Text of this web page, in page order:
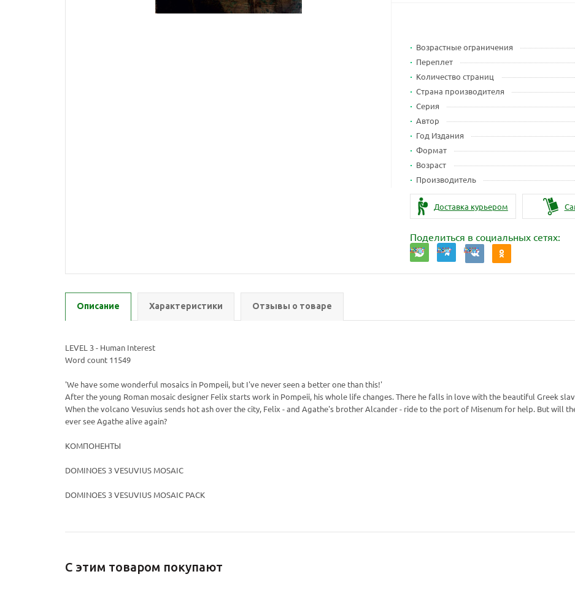
Возрастные ограничения
Переплет
Количество страниц
Страна производителя
Серия
Автор
Год Издания
Формат
Возраст
Производитель
Доставка курьером
Поделиться в социальных сетях:
Описание Характеристики Отзывы о товаре
LEVEL 3 - Human Interest
Word count 11549
'We have some wonderful mosaics in Pompeii, but I've never seen a better one than this!'
After the young Roman mosaic designer Felix starts work in Pompeii, his whole life changes. There he falls in love with the beautiful Greek
When the volcano Vesuvius sends hot ash over the city, Felix - and Agathe's brother Alcander - ride to the port of Misenum for help. But will
ever see Agathe alive again?
КОМПОНЕНТЫ
DOMINOES 3 VESUVIUS MOSAIC
DOMINOES 3 VESUVIUS MOSAIC PACK
С этим товаром покупают